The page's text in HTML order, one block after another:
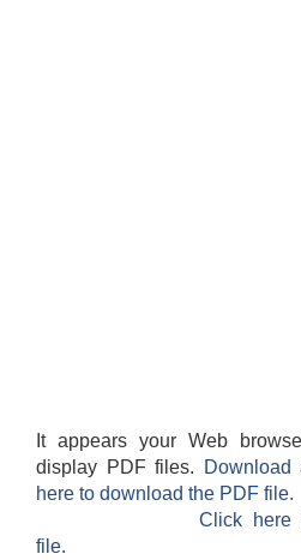
It appears your Web
display PDF files.
here to download the PDF file.
Click here
file.